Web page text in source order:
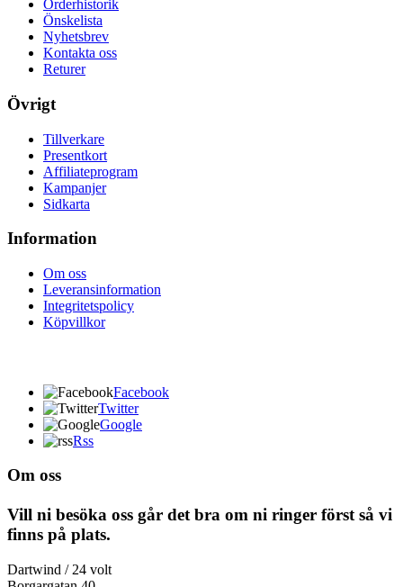
Orderhistorik
Önskelista
Nyhetsbrev
Kontakta oss
Returer
Övrigt
Tillverkare
Presentkort
Affiliateprogram
Kampanjer
Sidkarta
Information
Om oss
Leveransinformation
Integritetspolicy
Köpvillkor
Facebook
Twitter
Google
Rss
Om oss
Vill ni besöka oss går det bra om ni ringer först så vi
finns på plats.
Dartwind / 24 volt